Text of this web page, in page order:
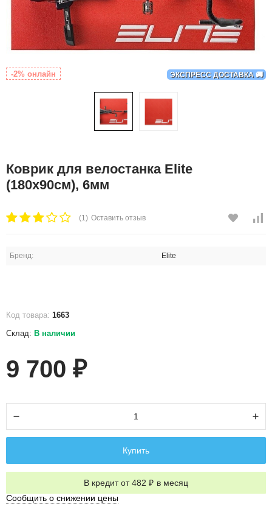
ЭКСПРЕСС ДОСТАВКА 🚚
-2% онлайн
Коврик для велостанка Elite
(180х90см), 6мм
(1) Оставить отзыв
Бренд: Elite
Код товара: 1663
Склад: В наличии
9 700 ₽
Купить
В кредит от 482 ₽ в месяц
Сообщить о снижении цены